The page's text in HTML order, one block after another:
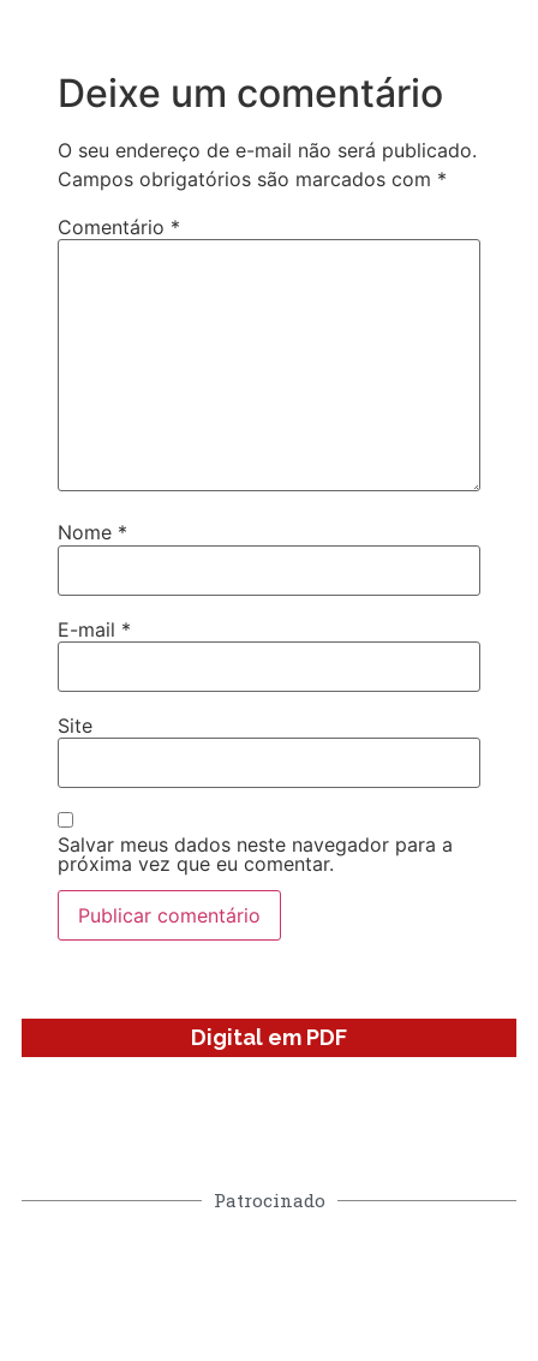
Deixe um comentário
O seu endereço de e-mail não será publicado.
Campos obrigatórios são marcados com *
Comentário *
Nome *
E-mail *
Site
Salvar meus dados neste navegador para a
próxima vez que eu comentar.
Digital em PDF
Patrocinado